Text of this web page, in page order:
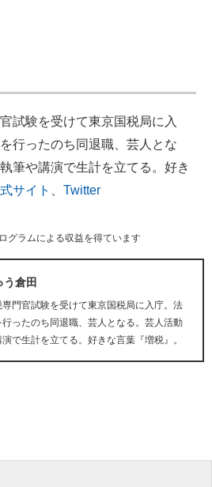
試験を受けて東京国税局に入
行ったのち同退職、芸人とな
筆や講演で生計を立てる。好き
サイト Twitter
グラムによる収益を得ています
倉田
門官試験を受けて東京国税局に入庁。法
行ったのち同退職、芸人となる。芸人活動
で生計を立てる。好きな言葉『増税』。